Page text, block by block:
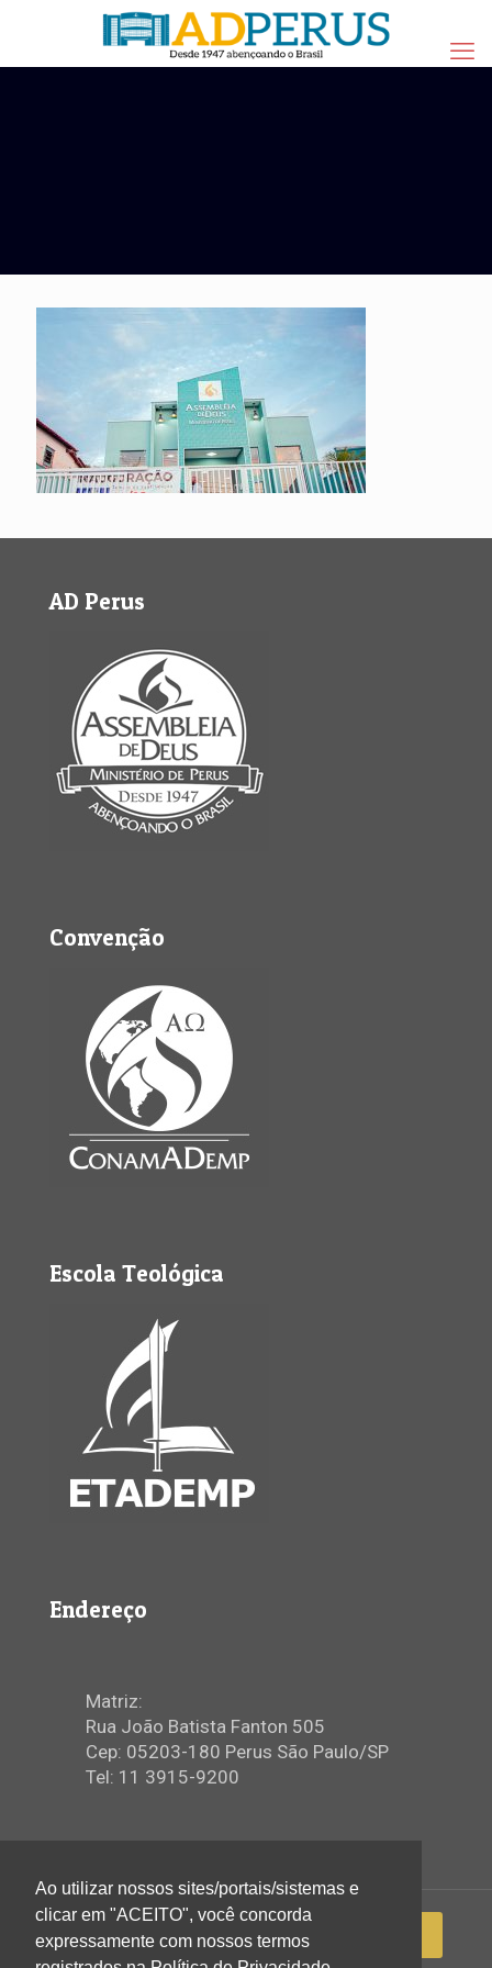
AD Perus
Convenção
Escola Teológica
Endereço
Matriz:
Rua João Batista Fanton 505
Cep: 05203-180 Perus São Paulo/SP
Tel: 11 3915-9200
Ao utilizar nossos sites/portais/sistemas e
clicar em "ACEITO", você concorda
expressamente com nossos termos